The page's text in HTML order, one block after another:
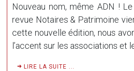
Nouveau nom, même ADN !
revue Notaires & Patrimoine
cette nouvelle édition, nous
l’accent sur les associations et
LIRE LA SUITE ...